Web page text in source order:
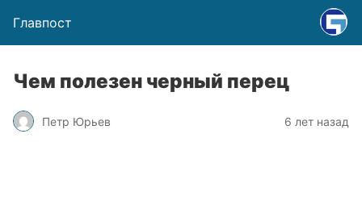
Главпост
Чем полезен черный перец
Петр Юрьев 6 лет назад